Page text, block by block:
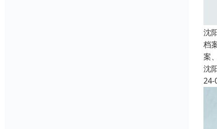
沈
档
案
沈
24-